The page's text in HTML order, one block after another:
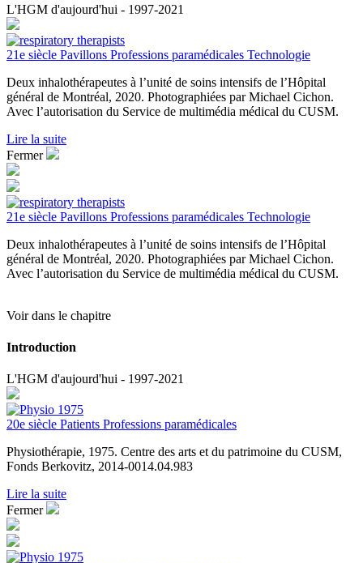
L'HGM d'aujourd'hui - 1997-2021
21e siècle Pavillons Professions paramédicales Technologie
Deux inhalothérapeutes à l’unité de soins intensifs de l’Hôpital
général de Montréal, 2020. Photographiées par Michael Cichon.
Avec l’autorisation du Service de multimédia médical du CUSM.
Lire la suite
Fermer
21e siècle Pavillons Professions paramédicales Technologie
Deux inhalothérapeutes à l’unité de soins intensifs de l’Hôpital
général de Montréal, 2020. Photographiées par Michael Cichon.
Avec l’autorisation du Service de multimédia médical du CUSM.
Voir dans le chapitre
Introduction
L'HGM d'aujourd'hui - 1997-2021
20e siècle Patients Professions paramédicales
Physiothérapie, 1975. Centre des arts et du patrimoine du CUSM,
Fonds Berkovitz, 2014-0014.04.983
Lire la suite
Fermer